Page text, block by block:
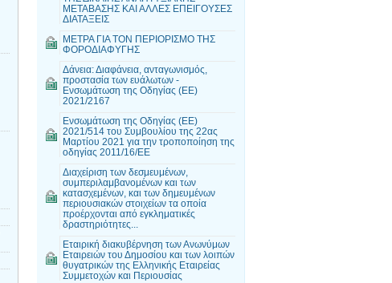
ΜΕΤΑΒΑΣΗΣ ΚΑΙ ΑΛΛΕΣ ΕΠΕΙΓΟΥΣΕΣ
ΔΙΑΤΑΞΕΙΣ
ΜΕΤΡΑ ΓΙΑ ΤΟΝ ΠΕΡΙΟΡΙΣΜΟ ΤΗΣ
ΦΟΡΟΔΙΑΦΥΓΗΣ
Δάνεια: Διαφάνεια, ανταγωνισμός,
προστασία των ευάλωτων -
Ενσωμάτωση της Οδηγίας (ΕΕ)
2021/2167
Ενσωμάτωση της Οδηγίας (ΕΕ)
2021/514 του Συμβουλίου της 22ας
Μαρτίου 2021 για την τροποποίηση της
οδηγίας 2011/16/ΕΕ
Διαχείριση των δεσμευμένων,
συμπεριλαμβανομένων και των
κατασχεμένων, και των δημευμένων
περιουσιακών στοιχείων τα οποία
προέρχονται από εγκληματικές
δραστηριότητες...
Εταιρική διακυβέρνηση των Ανωνύμων
Εταιρειών του Δημοσίου και των λοιπών
θυγατρικών της Ελληνικής Εταιρείας
Συμμετοχών και Περιουσίας